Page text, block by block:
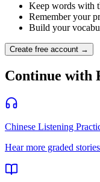
Keep words with
Remember your
Build your
Create free account →
Continue with
Chinese Listening
Hear more graded